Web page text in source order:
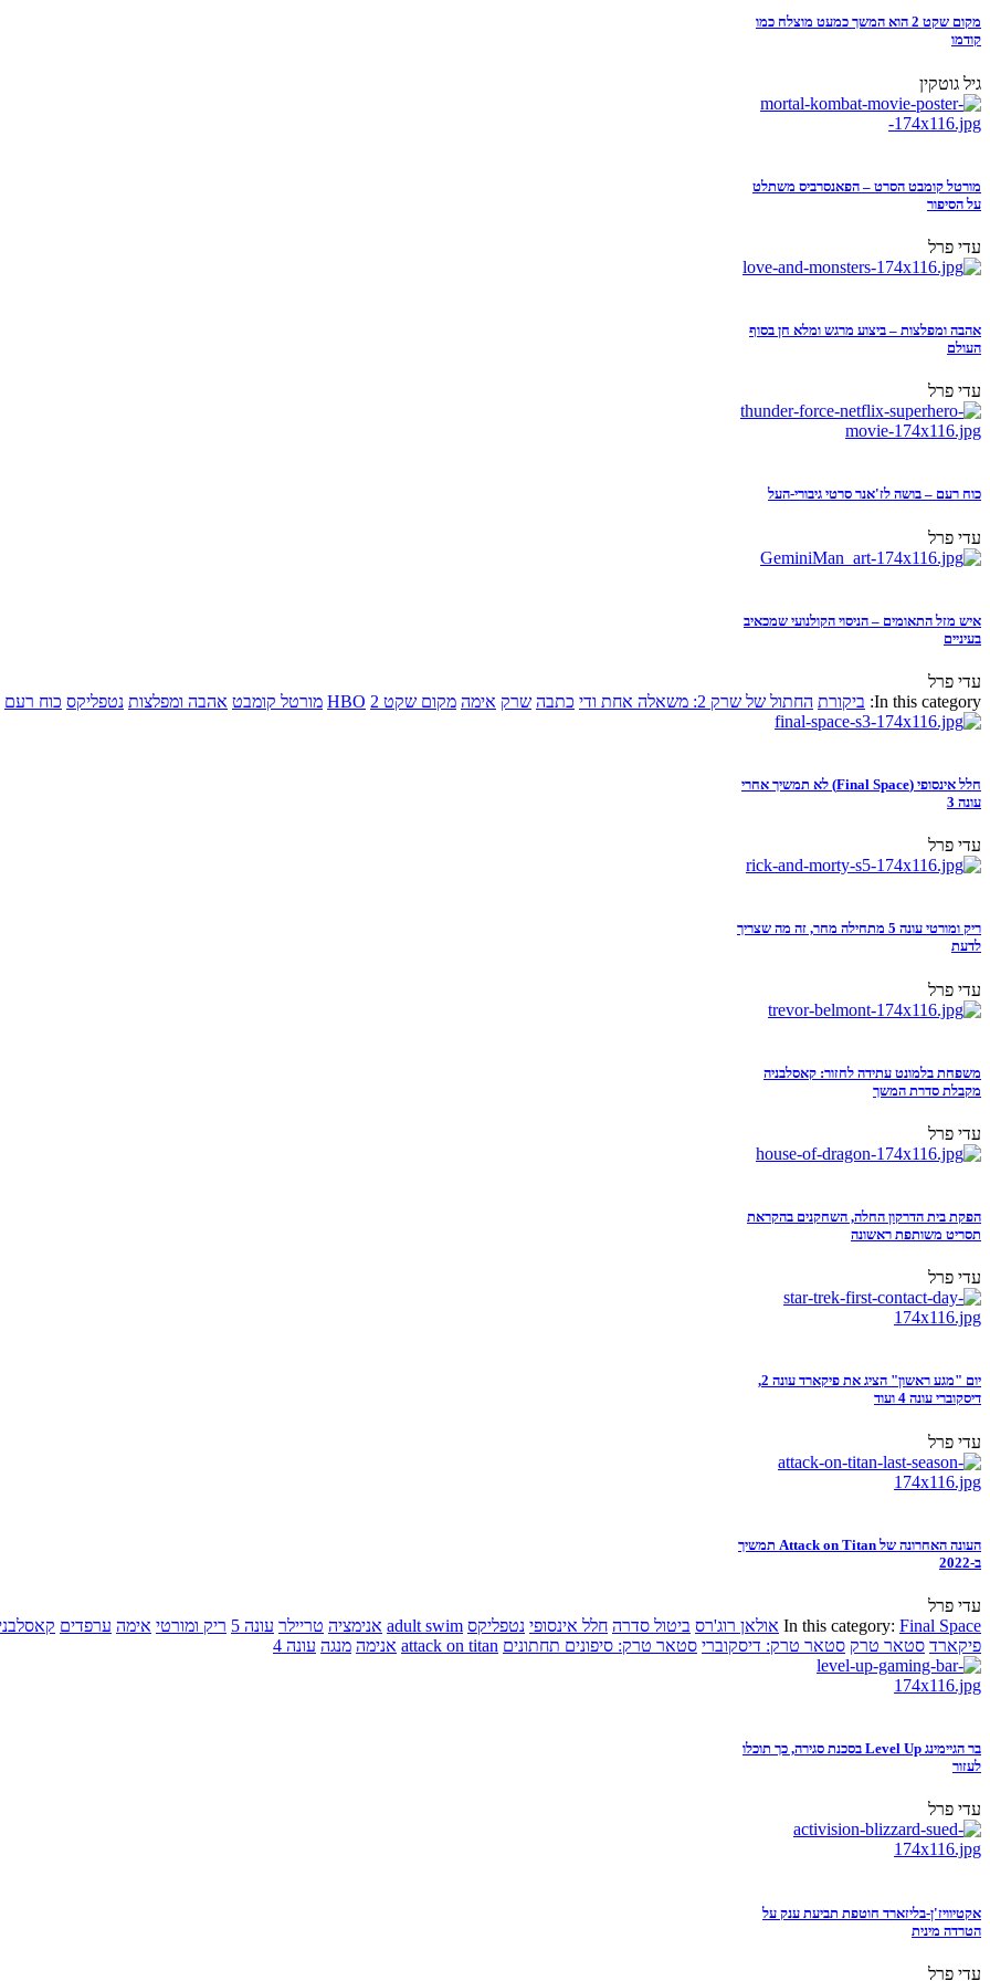
מקום שקט 2 הוא המשך כמעט מוצלח כמו
קודמו
גיל גוטקין
מורטל קומבט הסרט – הפאנסרביס משתלט
על הסיפור
עדי פרל
אהבה ומפלצות – ביצוע מרגש ומלא חן בסוף
העולם
עדי פרל
כוח רעם – בושה לז'אנר סרטי גיבורי-העל
עדי פרל
איש מזל התאומים – הניסוי הקולנועי שמכאיב
בעיניים
עדי פרל
In this category: ביקורת החתול של שרק 2: משאלה אחת ודי כתבה שרק אימה מקום שקט 2 HBO מורטל קומבט אהבה ומפלצות נטפליקס כוח רעם
חלל אינסופי (Final Space) לא תמשיך אחרי
עונה 3
עדי פרל
ריק ומורטי עונה 5 מתחילה מחר, זה מה שצריך
לדעת
עדי פרל
משפחת בלמונט עתידה לחזור: קאסלבניה
מקבלת סדרת המשך
עדי פרל
הפקת בית הדרקון החלה, השחקנים בהקראת
תסריט משותפת ראשונה
עדי פרל
יום "מגע ראשון" הציג את פיקארד עונה 2,
דיסקוברי עונה 4 ועוד
עדי פרל
העונה האחרונה של Attack on Titan תמשיך
ב-2022
עדי פרל
In this category: Final Space אולאן רוג'רס ביטול סדרה חלל אינסופי נטפליקס adult swim אנימציה טריילר עונה 5 ריק ומורטי אימה ערפדים
פיקארד סטאר טרק סטאר טרק: דיסקוברי סטאר טרק: סיפונים תחתונים attack on titan אנימה מנגה עונה 4
בר הגיימינג Level Up בסכנת סגירה, כך תוכלו
לעזור
עדי פרל
אקטיוויז'ן-בליזארד חוטפת תביעת ענק על
הטרדה מינית
עדי פרל